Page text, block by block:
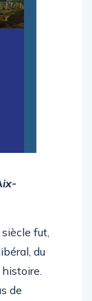
fut,
du
de